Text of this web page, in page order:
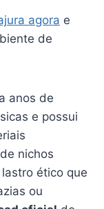
agora e
de
anos de
e possui
nichos
ético que
ou